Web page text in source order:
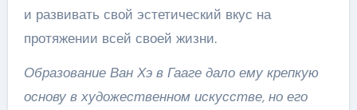
и развивать свой эстетический вкус на
протяжении всей своей жизни.
Образование Ван Хэ в Гааге дало ему крепкую
основу в художественном искусстве, но его